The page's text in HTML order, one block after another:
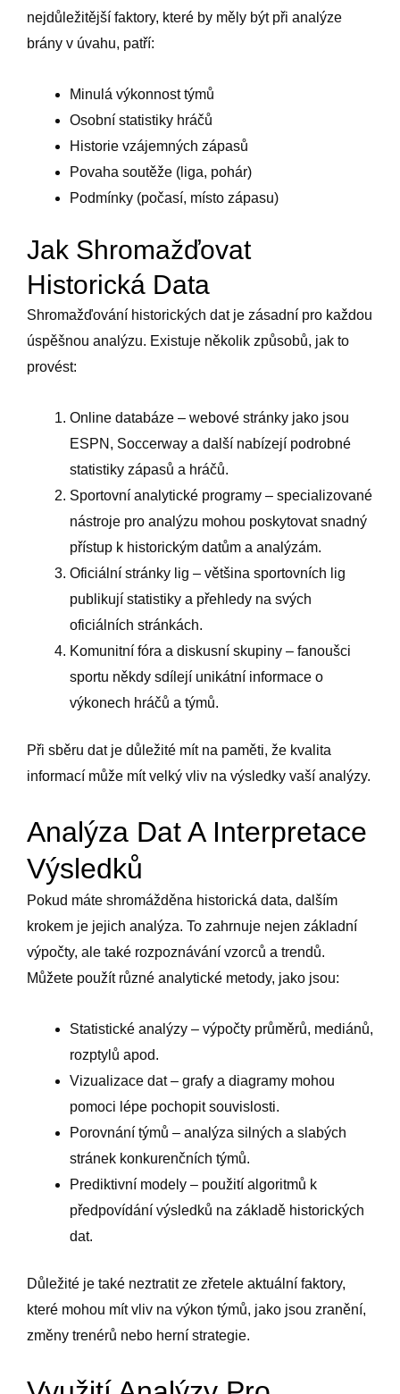
nejdůležitější faktory, které by měly být při analýze
brány v úvahu, patří:
Minulá výkonnost týmů
Osobní statistiky hráčů
Historie vzájemných zápasů
Povaha soutěže (liga, pohár)
Podmínky (počasí, místo zápasu)
Jak Shromažďovat
Historická Data
Shromažďování historických dat je zásadní pro každou
úspěšnou analýzu. Existuje několik způsobů, jak to
provést:
Online databáze – webové stránky jako jsou
ESPN, Soccerway a další nabízejí podrobné
statistiky zápasů a hráčů.
Sportovní analytické programy – specializované
nástroje pro analýzu mohou poskytovat snadný
přístup k historickým datům a analýzám.
Oficiální stránky lig – většina sportovních lig
publikují statistiky a přehledy na svých
oficiálních stránkách.
Komunitní fóra a diskusní skupiny – fanoušci
sportu někdy sdílejí unikátní informace o
výkonech hráčů a týmů.
Při sběru dat je důležité mít na paměti, že kvalita
informací může mít velký vliv na výsledky vaší analýzy.
Analýza Dat A Interpretace
Výsledků
Pokud máte shromážděna historická data, dalším
krokem je jejich analýza. To zahrnuje nejen základní
výpočty, ale také rozpoznávání vzorců a trendů.
Můžete použít různé analytické metody, jako jsou:
Statistické analýzy – výpočty průměrů, mediánů,
rozptylů apod.
Vizualizace dat – grafy a diagramy mohou
pomoci lépe pochopit souvislosti.
Porovnání týmů – analýza silných a slabých
stránek konkurenčních týmů.
Prediktivní modely – použití algoritmů k
předpovídání výsledků na základě historických
dat.
Důležité je také neztratit ze zřetele aktuální faktory,
které mohou mít vliv na výkon týmů, jako jsou zranění,
změny trenérů nebo herní strategie.